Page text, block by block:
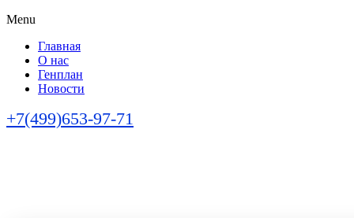
Menu
Главная
О нас
Генплан
Новости
+7(499)653-97-71